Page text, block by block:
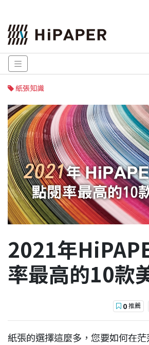
紙張知識
2021年
率最高的10款
0推薦
紙張的選擇這麼多，您要如何在